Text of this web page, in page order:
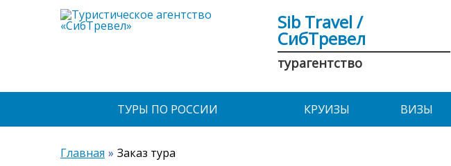
Sib Travel /
СибТревел
турагентство
ТУРЫ ПО РОССИИ КРУИЗЫ ВИЗЫ
Главная Заказ тура